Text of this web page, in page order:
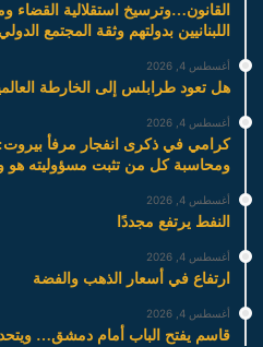
القانون…وترسيخ استقلالية القضاء
اللبنانيين بدولتهم وثقة المجتمع
أغسطس 4, 2026
هل تعود طرابلس إلى الخارطة
أغسطس 4, 2026
كرامي في ذكرى انفجار مرفأ
ومحاسبة كل من تثبت مسؤوليته هو
أغسطس 4, 2026
النفط يرتفع مجددًا
أغسطس 4, 2026
ارتفاع في أسعار الذهب والفضة
أغسطس 4, 2026
قاسم يفتح الباب أمام دمشق…